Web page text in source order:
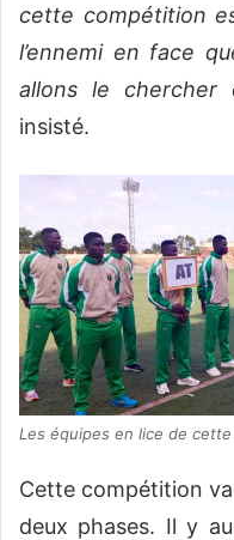
cette compétition
l’ennemi en face
allons le
insisté.
Les équipes en lice de
Cette compétition
deux phases. Il y